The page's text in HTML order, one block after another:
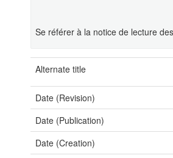
Se référer à la notice de lecture
Alternate title
Date (Revision)
Date (Publication)
Date (Creation)